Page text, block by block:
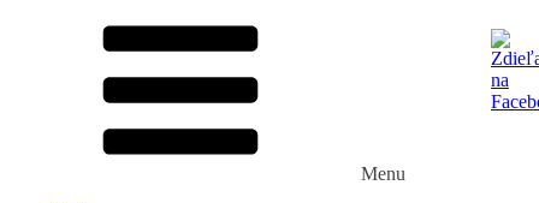
Menu